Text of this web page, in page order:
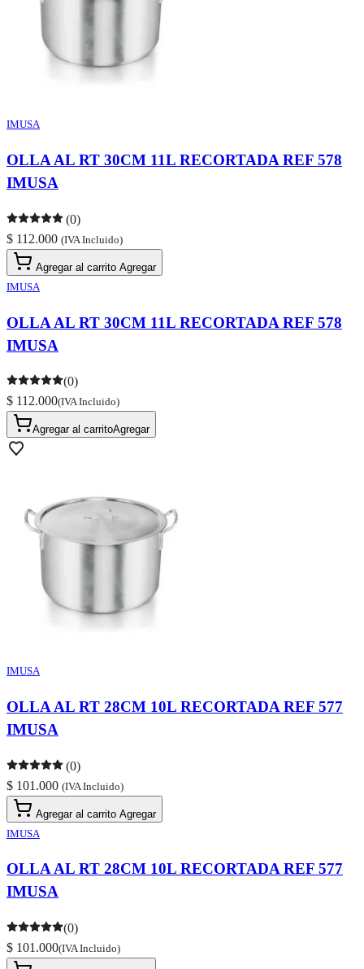
IMUSA
OLLA AL RT 30CM 11L RECORTADA REF 578
IMUSA
(0)
$ 112.000 (IVA Incluido)
Agregar al carrito Agregar
IMUSA
OLLA AL RT 30CM 11L RECORTADA REF 578
IMUSA
(0)
$ 112.000(IVA Incluido)
Agregar al carritoAgregar
IMUSA
OLLA AL RT 28CM 10L RECORTADA REF 577
IMUSA
(0)
$ 101.000 (IVA Incluido)
Agregar al carrito Agregar
IMUSA
OLLA AL RT 28CM 10L RECORTADA REF 577
IMUSA
(0)
$ 101.000(IVA Incluido)